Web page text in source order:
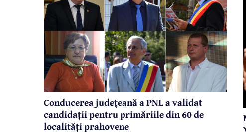
Conducerea județeană a PNL a validat
candidații pentru primăriile din 60 de
localități prahovene